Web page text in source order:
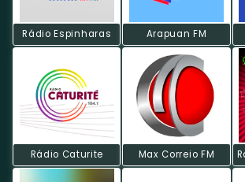
Rádio Espinharas Arapuan FM
Rádio Caturite Max Correio FM